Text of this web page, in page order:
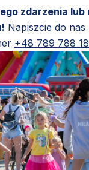
zdarzenia
Napiszcie do
+48 789 788